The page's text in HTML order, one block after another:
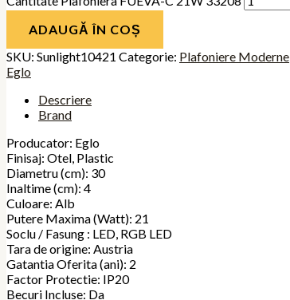
ADAUGĂ ÎN COȘ
SKU: Sunlight10421 Categorie: Plafoniere Moderne
Eglo
Descriere
Brand
Producator: Eglo
Finisaj: Otel, Plastic
Diametru (cm): 30
Inaltime (cm): 4
Culoare: Alb
Putere Maxima (Watt): 21
Soclu / Fasung : LED, RGB LED
Tara de origine: Austria
Gatantia Oferita (ani): 2
Factor Protectie: IP20
Becuri Incluse: Da